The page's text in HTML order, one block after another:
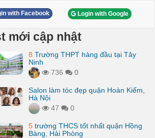
with Facebook Login with Google
mới cập nhật
8 Trường THPT hàng đầu tại Tây
Ninh
736
0
Salon làm tóc đẹp quận Hoàn Kiếm,
Hà Nội
47
0
5 trường THCS tốt nhất quận Hồng
Bàng, Hải Phòng